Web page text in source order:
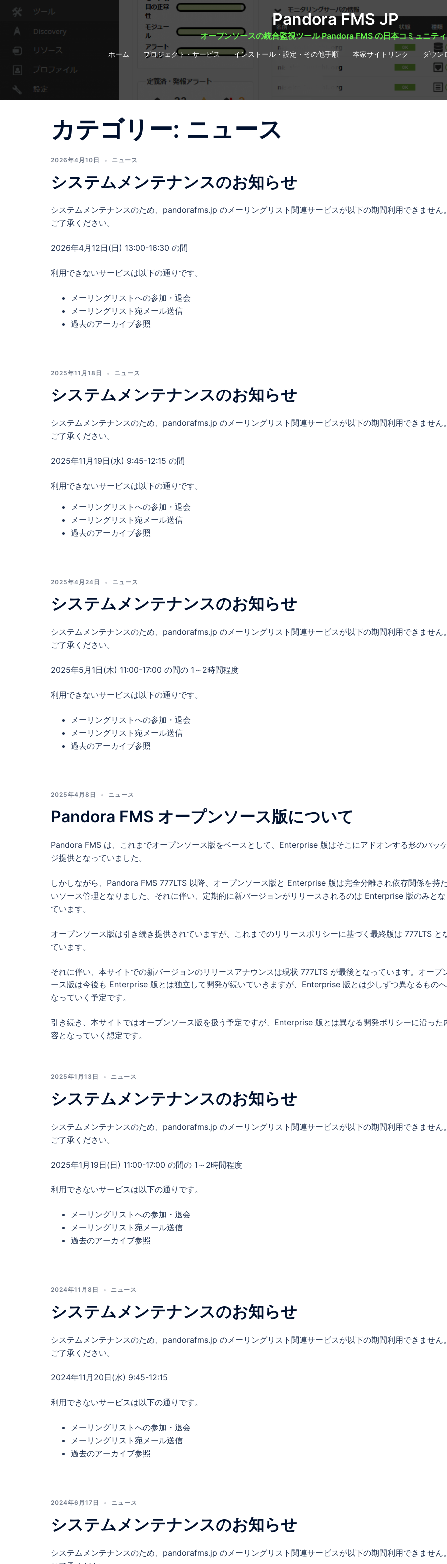
Pandora FMS JP
オープンソースの統合監視ツール Pandora FMS の日本コミュニテ
ホーム プロジェクト・サービス インストール・設定・その他手順 本家サイトリンク ダウン
カテゴリー: ニュース
2026年4月10日 ニュース
システムメンテナンスのお知らせ
システムメンテナンスのため、pandorafms.jp のメーリングリスト関連サービスが以下の期間利用できません。
ご了承ください。
2026年4月12日(日) 13:00-16:30 の間
利用できないサービスは以下の通りです。
メーリングリストへの参加・退会
メーリングリスト宛メール送信
過去のアーカイブ参照
2025年11月18日 ニュース
システムメンテナンスのお知らせ
システムメンテナンスのため、pandorafms.jp のメーリングリスト関連サービスが以下の期間利用できません。
ご了承ください。
2025年11月19日(水) 9:45-12:15 の間
利用できないサービスは以下の通りです。
メーリングリストへの参加・退会
メーリングリスト宛メール送信
過去のアーカイブ参照
2025年4月24日 ニュース
システムメンテナンスのお知らせ
システムメンテナンスのため、pandorafms.jp のメーリングリスト関連サービスが以下の期間利用できません。
ご了承ください。
2025年5月1日(木) 11:00-17:00 の間の 1～2時間程度
利用できないサービスは以下の通りです。
メーリングリストへの参加・退会
メーリングリスト宛メール送信
過去のアーカイブ参照
2025年4月8日 ニュース
Pandora FMS オープンソース版について
Pandora FMS は、これまでオープンソース版をベースとして、Enterprise 版はそこにアドオンする形のパッ
ジ提供となっていました。
しかしながら、Pandora FMS 777LTS 以降、オープンソース版と Enterprise 版は完全分離され依存関係を持
いソース管理となりました。それに伴い、定期的に新バージョンがリリースされるのは Enterprise 版のみとな
ています。
オープンソース版は引き続き提供されていますが、これまでのリリースポリシーに基づく最終版は 777LTS と
ています。
それに伴い、本サイトでの新バージョンのリリースアナウンスは現状 777LTS が最後となっています。オープ
ース版は今後も Enterprise 版とは独立して開発が続いていきますが、Enterprise 版とは少しずつ異なるものへ
なっていく予定です。
引き続き、本サイトではオープンソース版を扱う予定ですが、Enterprise 版とは異なる開発ポリシーに沿った
容となっていく想定です。
2025年1月13日 ニュース
システムメンテナンスのお知らせ
システムメンテナンスのため、pandorafms.jp のメーリングリスト関連サービスが以下の期間利用できません。
ご了承ください。
2025年1月19日(日) 11:00-17:00 の間の 1～2時間程度
利用できないサービスは以下の通りです。
メーリングリストへの参加・退会
メーリングリスト宛メール送信
過去のアーカイブ参照
2024年11月8日 ニュース
システムメンテナンスのお知らせ
システムメンテナンスのため、pandorafms.jp のメーリングリスト関連サービスが以下の期間利用できません。
ご了承ください。
2024年11月20日(水) 9:45-12:15
利用できないサービスは以下の通りです。
メーリングリストへの参加・退会
メーリングリスト宛メール送信
過去のアーカイブ参照
2024年6月17日 ニュース
システムメンテナンスのお知らせ
システムメンテナンスのため、pandorafms.jp のメーリングリスト関連サービスが以下の期間利用できません。